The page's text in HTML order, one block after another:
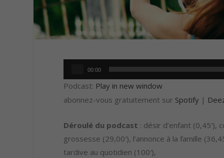
Lecteur
audio
00:00
Podcast: Play in new window
abonnez-vous gratuitement sur Spotify |
Déroulé du podcast : désir d’enfant (0,45′),
grossesse (29,00′), l’annonce à la famille
tardive au quotidien (100′),